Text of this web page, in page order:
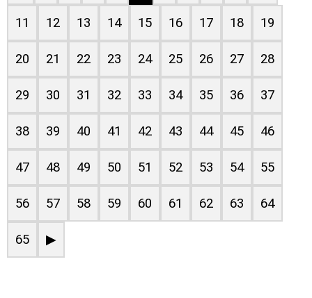
11 12 13 14 15 16 17 18 19
20 21 22 23 24 25 26 27 28
29 30 31 32 33 34 35 36 37
38 39 40 41 42 43 44 45 46
47 48 49 50 51 52 53 54 55
56 57 58 59 60 61 62 63 64
65 ▶